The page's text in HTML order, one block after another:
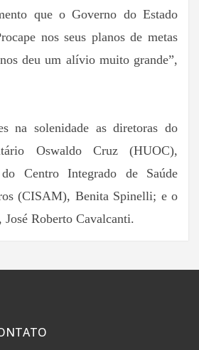
que o Governo do Estado
nos seus planos de metas
deu um alívio muito grande”,
na solenidade as diretoras do
Oswaldo Cruz (HUOC),
Centro Integrado de Saúde
(CISAM), Benita Spinelli; e o
Roberto Cavalcanti.